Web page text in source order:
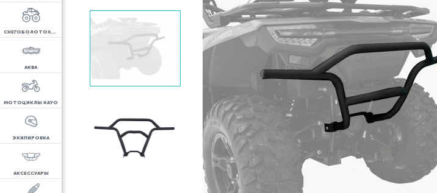
СНЕГОБОЛОТОХОДЫ
АКВА
МОТОЦИКЛЫ KAYO
ЭКИПИРОВКА
АКСЕССУАРЫ